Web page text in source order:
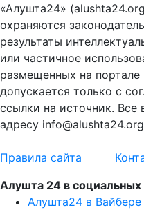
«Алушта24»
охраняются
результаты
или частичное
размещенных на
допускается только с
ссылки на источник.
адресу
Правила сайта
Алушта 24 в социальных
Алушта24 в Вайбере